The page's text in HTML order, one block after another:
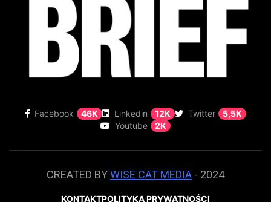
Facebook 46K Linkedin 12K Twitter
5,5K
Youtube
2K
CREATED BYWISE CAT MEDIA - 2024
KONTAKTPOLITYKA PRYWATNOŚCI